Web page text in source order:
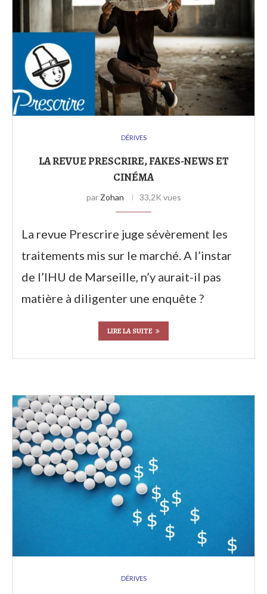
DÉRIVES
LA REVUE PRESCRIRE, FAKES-NEWS ET
CINÉMA
par Zohan 33,2K vues
La revue Prescrire juge sévèrement les
traitements mis sur le marché. A l’instar
de l’IHU de Marseille, n’y aurait-il pas
matière à diligenter une enquête ?
LIRE LA SUITE
DÉRIVES